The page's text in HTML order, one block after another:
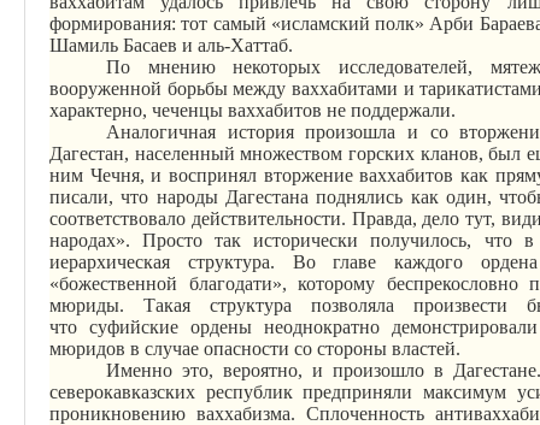
формирования: тот самый «исламский полк» Арби
Шамиль Басаев и аль-Хаттаб.
По мнению некоторых исследователей,
вооруженной борьбы между ваххабитами и
характерно, чеченцы ваххабитов не поддержали.
Аналогичная история произошла и со
Дагестан, населенный множеством горских кланов, был
ним Чечня, и воспринял вторжение ваххабитов как
писали, что народы Дагестана поднялись как один,
соответствовало действительности. Правда, дело тут,
народах». Просто так исторически получилось, что
иерархическая структура. Во главе каждого
«божественной благодати», которому
мюриды. Такая структура позволяла
что суфийскиеордены неоднократно
мюридов в случае опасности со стороны властей.
Именно это, вероятно, и произошло в
северокавказских республик предприняли максимум
проникновению ваххабизма. Сплоченность